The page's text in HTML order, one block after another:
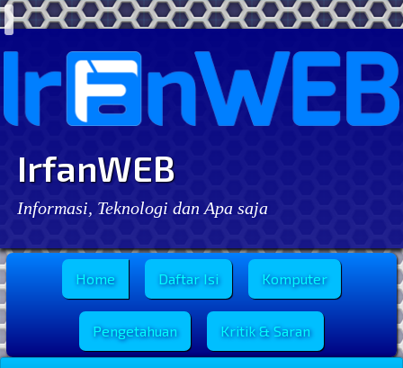
IrfanWEB
Informasi, Teknologi dan Apa saja
Menu Utama
Home Daftar Isi Komputer
Pengetahuan Kritik & Saran